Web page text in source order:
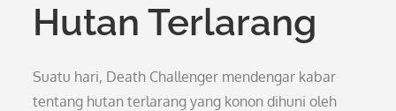
Hutan Terlarang
Suatu hari, Death Challenger mendengar kabar
tentang hutan terlarang yang konon dihuni oleh